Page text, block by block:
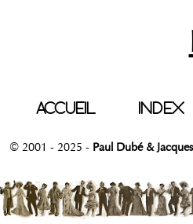
ACCUEIL INDEX
© 2001 - 2025 - Paul Dubé &